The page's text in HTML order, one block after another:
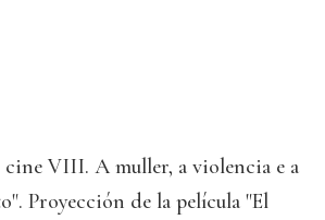
VIII. A muller, a violencia e a
Proyección de la película "El